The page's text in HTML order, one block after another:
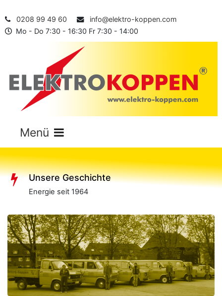
0208 99 49 60
info@elektro-koppen.com
Mo - Do 7:30 - 16:30 Fr 7:30 - 14:00
Unsere Geschichte
Energie seit 1964